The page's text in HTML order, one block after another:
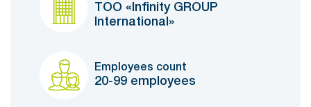
ТОО «Infinity GROUP
International»
Employees count
20-99 employees